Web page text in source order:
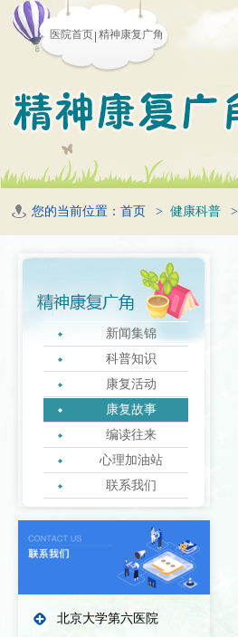
医院首页 精神康复广角
您的当前位置： 首页 > 健康科普 >
新闻集锦
科普知识
康复活动
康复故事
编读往来
心理加油站
联系我们
绿丝带志愿者协会
北京大学第六医院